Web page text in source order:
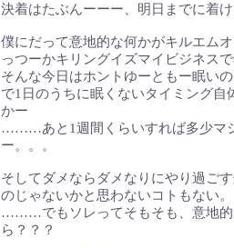
決着はたぶんーーー、明日までに着
僕にだって意地的な何かがキルエム
っつーかキリングイズマイビジネス
そんな今日はホントゆーともー眠い
で1日のうちに眠くないタイミング
かー
………あと1週間くらいすれば多少マ
ー。。。
そしてダメならダメなりにやり過ご
のじゃないかと思わないコトもない。
………でもソレってそもそも、意地的
ら？？？